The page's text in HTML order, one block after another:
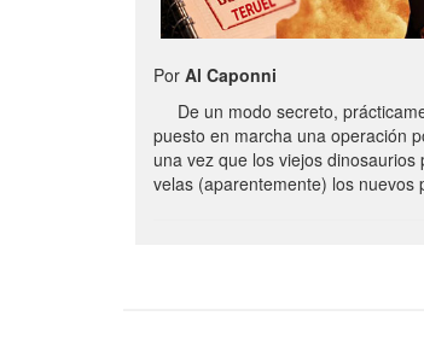
Por Al Caponni
De un modo secreto,
puesto en marcha una operación
una vez que los viejos
velas (aparentemente) los